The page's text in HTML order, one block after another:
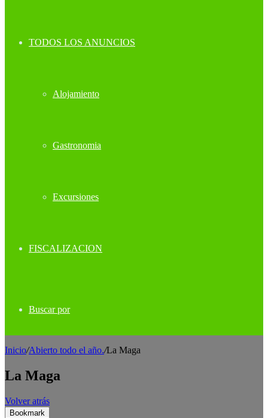
TODOS LOS ANUNCIOS
Alojamiento
Gastronomia
Excursiones
FISCALIZACION
Buscar por
Inicio/Abierto todo el año./La Maga
La Maga
Volver atrás
Bookmark